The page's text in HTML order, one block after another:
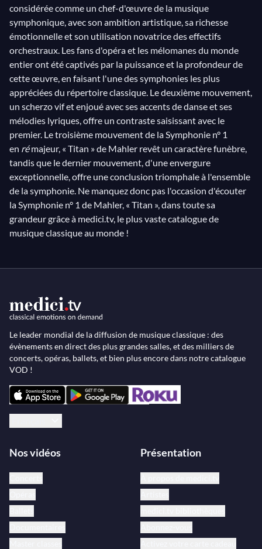
considérée comme un chef-d'œuvre de la musique
symphonique, avec son ambition artistique, sa richesse
émotionnelle et son utilisation novatrice des effectifs
orchestraux. Les fans d'opéra et les mélomanes du monde
entier ont été captivés par la puissance et la profondeur de
cette œuvre, en faisant l'une des symphonies les plus
appréciées du répertoire classique. Le deuxième mouvement,
un scherzo vif et enjoué avec ses accents de danse et ses
mélodies lyriques, offre un contraste saisissant avec le
premier. Le troisième mouvement de la Symphonie n° 1
en rémajeur, « Titan » de Mahler revêt un caractère funèbre,
tandis que le dernier mouvement, d'une envergure
exceptionnelle, offre une conclusion triomphale à l'ensemble
de la symphonie. Ne manquez donc pas l'occasion d'écouter
la Symphonie n° 1 de Mahler, « Titan », dans toute sa
grandeur grâce à medici.tv, le plus vaste catalogue de
musique classique au monde !
Le leader mondial de la diffusion de musique classique : des
évènements en direct des plus grandes salles, et des milliers de
concerts, opéras, ballets, et bien plus encore dans notre catalogue
VOD !
Nos vidéos Présentation